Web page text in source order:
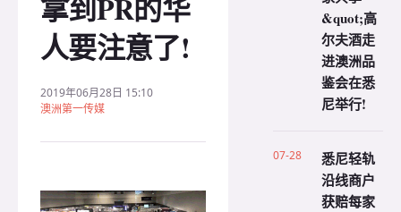
拿到PR的华
人要注意了!
2019年06月28日 15:10
澳洲第一传媒
&quot;高
尔夫酒走
进澳洲品
鉴会在悉
尼举行!
07-28
悉尼轻轨
沿线商户
获赔每家